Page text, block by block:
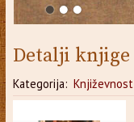
Detalji knjige
Kategorija: Književnost